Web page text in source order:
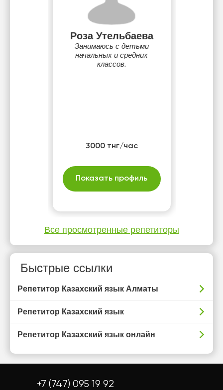
Роза Утельбаева
Занимаюсь с детьми
начальных и средних
классов.
3000 тнг/час
Показать профиль
Все просмотренные репетиторы
Быстрые ссылки
Репетитор Казахский язык Алматы
Репетитор Казахский язык
Репетитор Казахский язык онлайн
+7 (747) 095 19 92